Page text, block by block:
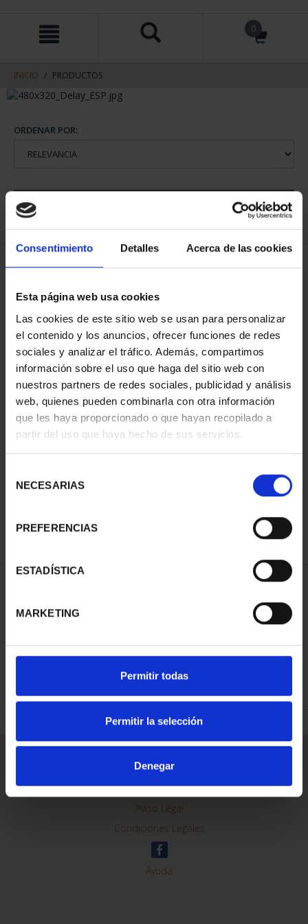
Consentimiento Detalles Acerca de las cookies
Esta página web usa cookies
Las cookies de este sitio web se usan para personalizar
el contenido y los anuncios, ofrecer funciones de redes
sociales y analizar el tráfico. Además, compartimos
información sobre el uso que haga del sitio web con
nuestros partners de redes sociales, publicidad y análisis
web, quienes pueden combinarla con otra información
que les haya proporcionado o que hayan recopilado a
partir del uso que haya hecho de sus servicios.
NECESARIAS
PREFERENCIAS
ESTADÍSTICA
MARKETING
Permitir todas
Permitir la selección
Denegar
contenido
navegacin
0
INICIO PRODUCTOS
ORDENAR POR:
1 Productos encontrados
73,00 €
REFINAR
Contacto
Preguntas Frequentes (FAQs)
Aviso Legal
Condiciones Legales
Ayuda